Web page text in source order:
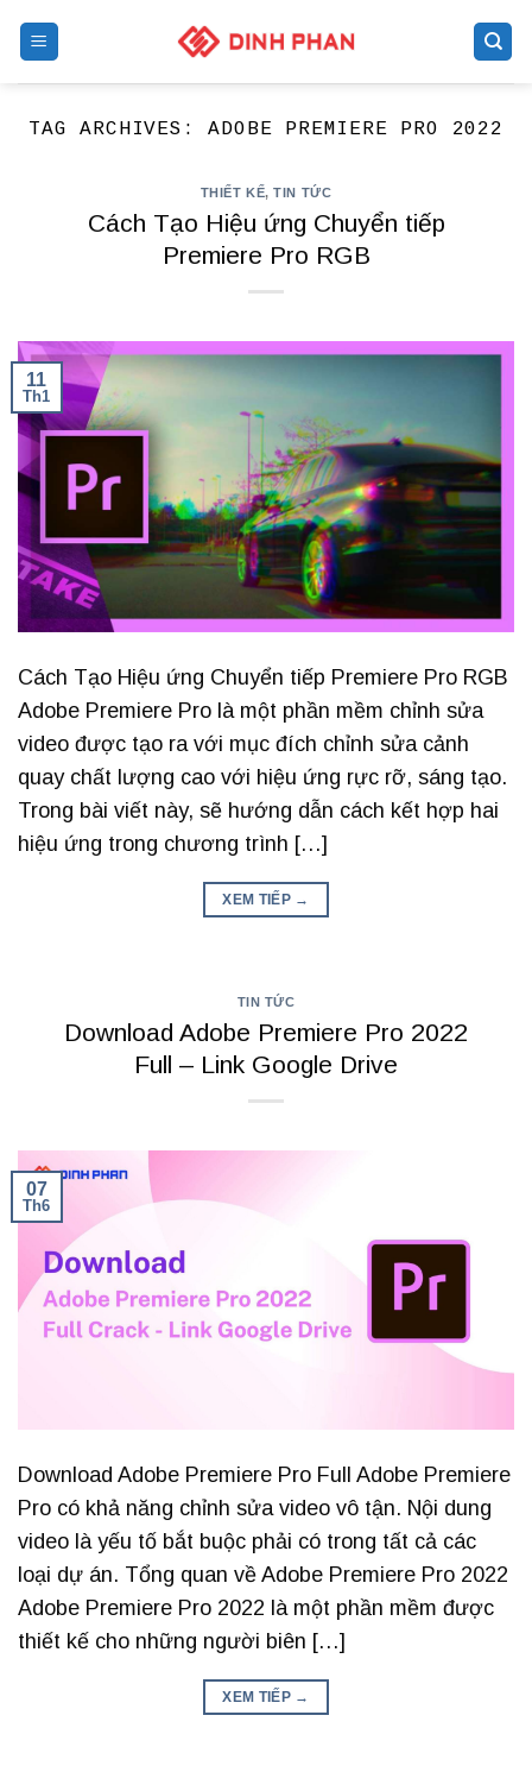
TAG ARCHIVES:ADOBE PREMIERE PRO 2022
THIẾT KẾ,TIN TỨC
Cách Tạo Hiệu ứng Chuyển tiếp
Premiere Pro RGB
11
Th1
Cách Tạo Hiệu ứng Chuyển tiếp Premiere Pro RGB
Adobe Premiere Pro là một phần mềm chỉnh sửa
video được tạo ra với mục đích chỉnh sửa cảnh
quay chất lượng cao với hiệu ứng rực rỡ, sáng tạo.
Trong bài viết này, sẽ hướng dẫn cách kết hợp hai
hiệu ứng trong chương trình […]
XEM TIẾP →
TIN TỨC
Download Adobe Premiere Pro 2022
Full – Link Google Drive
07
Th6
Download Adobe Premiere Pro Full Adobe Premiere
Pro có khả năng chỉnh sửa video vô tận. Nội dung
video là yếu tố bắt buộc phải có trong tất cả các
loại dự án. Tổng quan về Adobe Premiere Pro 2022
Adobe Premiere Pro 2022 là một phần mềm được
thiết kế cho những người biên […]
XEM TIẾP →